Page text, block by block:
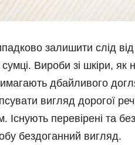
залишити слід
Вироби зі шкіри, як
дбайливого
вигляд дорогої
перевірені та
бездоганний вигляд.